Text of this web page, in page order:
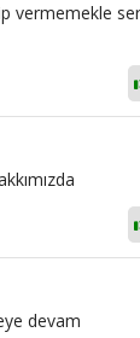
vermemekle
devam